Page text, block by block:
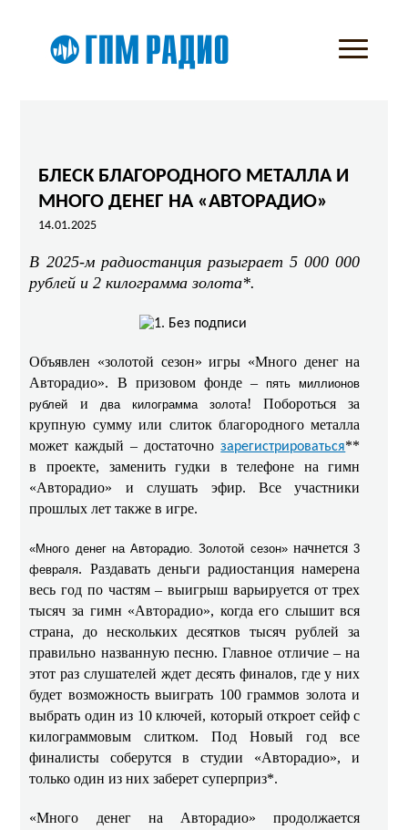
БЛЕСК БЛАГОРОДНОГО МЕТАЛЛА И
МНОГО ДЕНЕГ НА «АВТОРАДИО»
14.01.2025
В 2025-м радиостанция разыграет 5 000 000
рублей и 2 килограмма золота*.
Объявлен «золотой сезон» игры «Много денег на
Авторадио». В призовом фонде –
пять миллионов
рублей и два килограмма золота! Побороться за
крупную сумму или слиток благородного металла
может каждый – достаточнозарегистрироваться**
в проекте, заменить гудки в телефоне на гимн
«Авторадио» и слушать эфир. Все участники
прошлых лет также в игре.
«Много денег на Авторадио. Золотой сезон»начнется3
февраля. Раздавать деньги радиостанция намерена
весь год по частям – выигрыш варьируется от трех
тысяч за гимн «Авторадио», когда его слышит вся
страна, до нескольких десятков тысяч рублей за
правильно названную песню. Главное отличие – на
этот раз слушателей ждет десять финалов, где у них
будет возможность выиграть 100 граммов золота и
выбрать один из 10 ключей, который откроет сейф с
килограммовым слитком. Под Новый год все
финалисты соберутся в студии «Авторадио», и
только один из них заберет суперприз*.
«Много денег на Авторадио» продолжается